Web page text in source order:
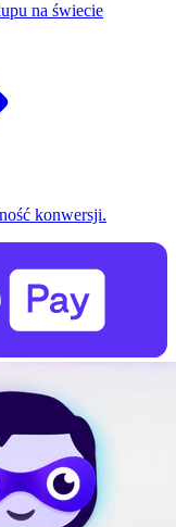
na świecie
konwersji.